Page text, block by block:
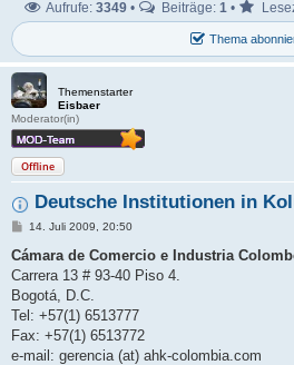
Thema
Aufrufe: 3349• Beiträge: 1 •
Themenstarter
Eisbaer
Moderator(in)
Offline
Deutsche Institutionen in
B
i
r
a
g
14. Juli 2009, 20:50
Cámara de Comercio e Industria
Carrera 13 # 93-40 Piso 4.
Bogotá, D.C.
Tel: +57(1) 6513777
Fax: +57(1) 6513772
e-mail: gerencia (at) ahk-colombia.com